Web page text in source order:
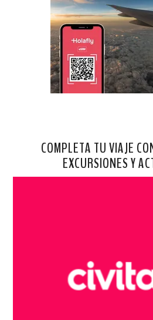
COMPLETA TU VIAJE
EXCURSIONES Y